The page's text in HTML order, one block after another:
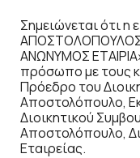
Σημειώνεται ότι η
ΑΠΟΣΤΟΛΟΠΟΥΛΟΣ
ΑΝΩΝΥΜΟΣ
πρόσωπο με τους
Πρόεδρο του
Αποστολόπουλο,
Διοικητικού
Αποστολόπουλο,
Εταιρείας.